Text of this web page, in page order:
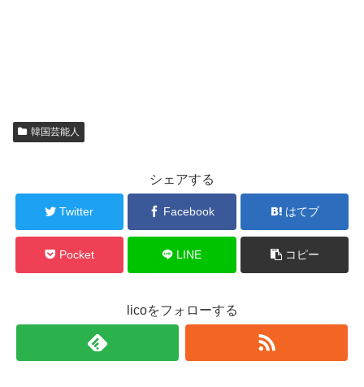
韓国芸能人
シェアする
Twitter Facebook はてブ
Pocket LINE コピー
licoをフォローする